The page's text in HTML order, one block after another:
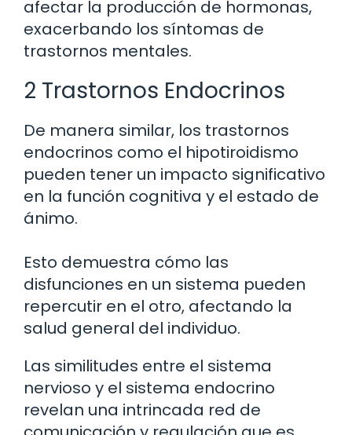
afectar la producción de hormonas,
exacerbando los síntomas de
trastornos mentales.
2 Trastornos Endocrinos
De manera similar, los trastornos
endocrinos como el hipotiroidismo
pueden tener un impacto significativo
en la función cognitiva y el estado de
ánimo.
Esto demuestra cómo las
disfunciones en un sistema pueden
repercutir en el otro, afectando la
salud general del individuo.
Las similitudes entre el sistema
nervioso y el sistema endocrino
revelan una intrincada red de